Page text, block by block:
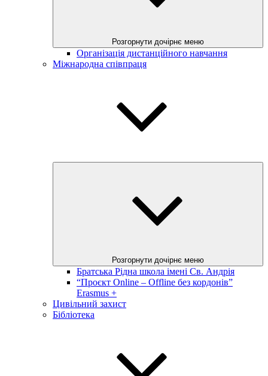
Розгорнути дочірнє меню
Організація дистанційного навчання
Міжнародна співпраця
Розгорнути дочірнє меню
Братська Рідна школа імені Св. Андрія
“Проєкт Online – Offline без кордонів”
Erasmus +
Цивільний захист
Бібліотека